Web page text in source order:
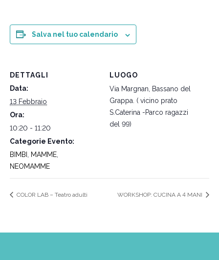
Salva nel tuo calendario
DETTAGLI
Data:
13 Febbraio
Ora:
10:20 - 11:20
Categorie Evento:
BIMBI , MAMME,
NEOMAMME
LUOGO
Via Margnan, Bassano del
Grappa. ( vicino prato
S.Caterina -Parco ragazzi
del 99)
COLOR LAB – Teatro adulti WORKSHOP: CUCINA A 4 MANI